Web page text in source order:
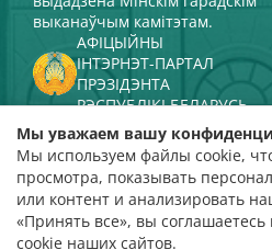
выканаўчым камітэтам.
АФІЦЫЙНЫ
ІНТЭРНЭТ-ПАРТАЛ
ПРЭЗІДЭНТА
РЭСПУБЛІКІ БЕЛАРУСЬ
МІНІСТЭРСТВА КУЛЬТУРЫ
РЭСПУБЛІКІ БЕЛАРУСЬ
ПАРТАЛ
РЭЙТЫНГАВАЙ АЦЭНКІ
адзнака 4,9
Мы уважаем вашу
Мы используем файлы cookie,
просмотра, показывать
или контент и анализировать
«Принять все», вы
cookie наших сайтов.